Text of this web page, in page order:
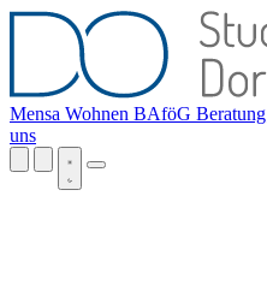
Mensa Wohnen BAföG Beratung
uns